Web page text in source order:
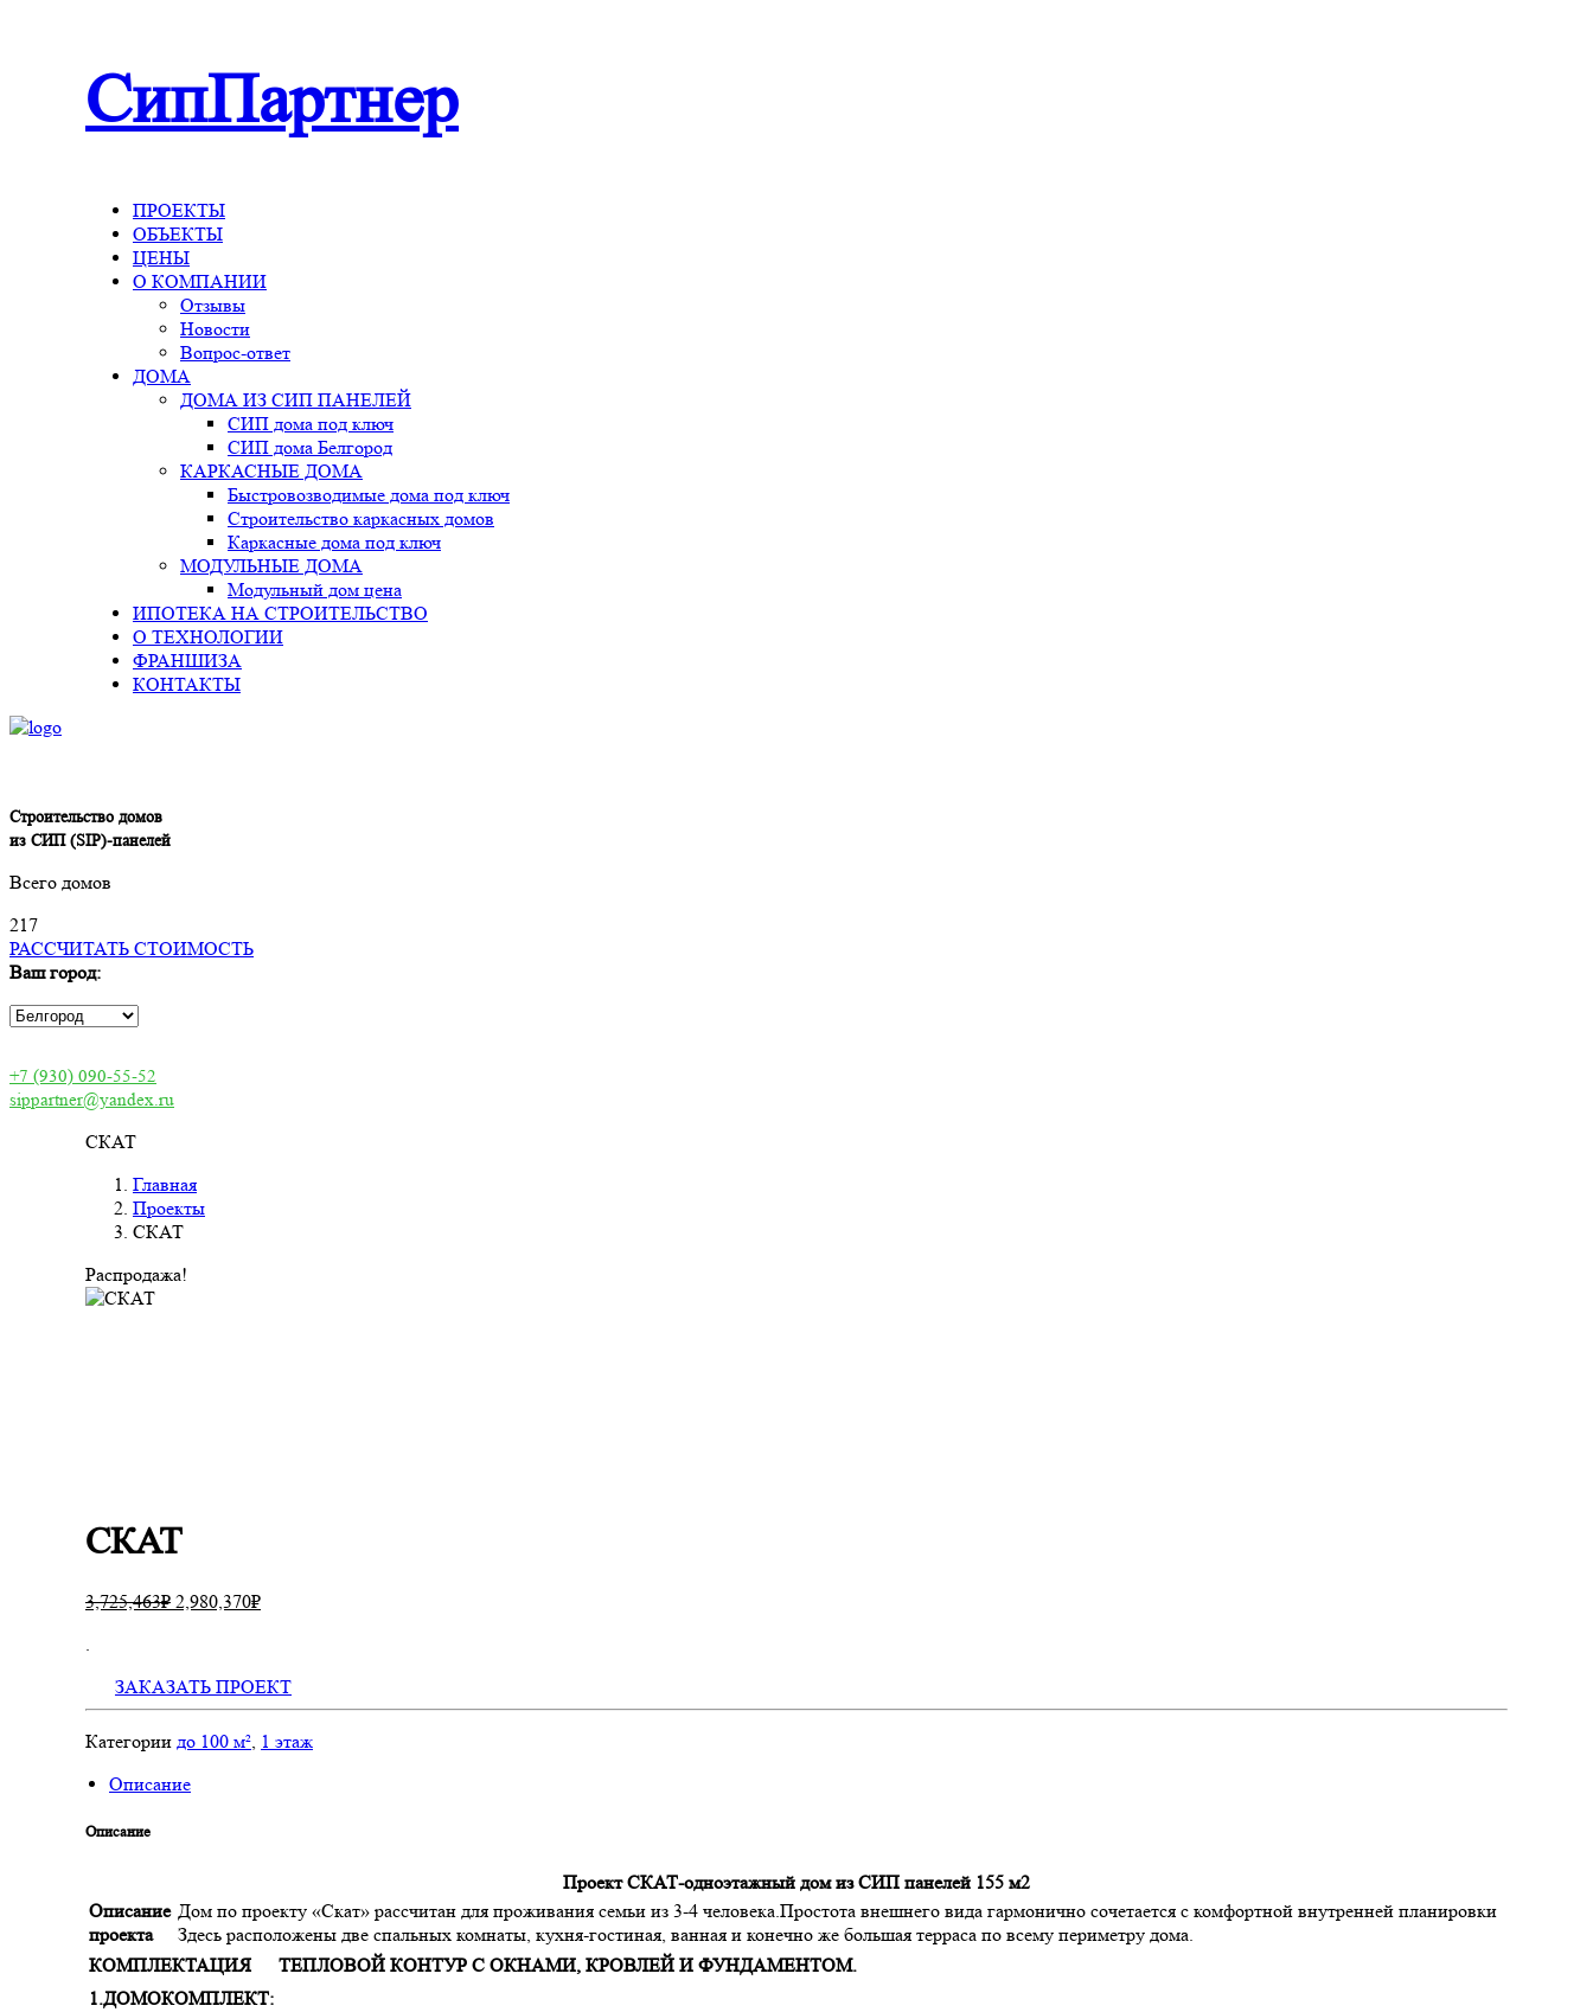
СипПартнер
ПРОЕКТЫ
ОБЪЕКТЫ
ЦЕНЫ
О КОМПАНИИ
Отзывы
Новости
Вопрос-ответ
ДОМА
ДОМА ИЗ СИП ПАНЕЛЕЙ
СИП дома под ключ
СИП дома Белгород
КАРКАСНЫЕ ДОМА
Быстровозводимые дома под ключ
Строительство каркасных домов
Каркасные дома под ключ
МОДУЛЬНЫЕ ДОМА
Модульный дом цена
ИПОТЕКА НА СТРОИТЕЛЬСТВО
О ТЕХНОЛОГИИ
ФРАНШИЗА
КОНТАКТЫ
Строительство домов
из СИП (SIP)-панелей
Всего домов
217
РАССЧИТАТЬ СТОИМОСТЬ
Ваш город:
+7 (930) 090-55-52
sippartner@yandex.ru
СКАТ
Главная
Проекты
СКАТ
Распродажа!
СКАТ
3,725,463₽ 2,980,370₽
.
ЗАКАЗАТЬ ПРОЕКТ
Категории до 100 м², 1 этаж
Описание
Описание
Проект СКАТ-одноэтажный дом из СИП панелей 155 м2
Описание
проекта
Дом по проекту «Скат» рассчитан для проживания семьи из 3-4 человека.Простота внешнего вида гармонично сочетается с комфортной внутренней планировки
Здесь расположены две спальных комнаты, кухня-гостиная, ванная и конечно же большая терраса по всему периметру дома.
КОМПЛЕКТАЦИЯ
ТЕПЛОВОЙ КОНТУР С ОКНАМИ, КРОВЛЕЙ И ФУНДАМЕНТОМ.
1.ДОМОКОМПЛЕКТ: